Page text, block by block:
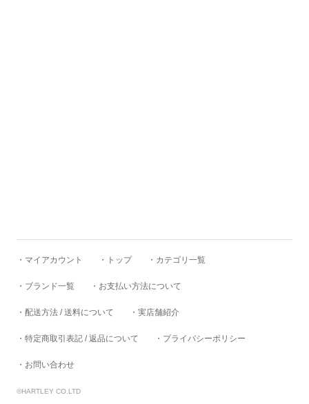
Glencroft
GLEN FYNE
・マイアカウント ・トップ ・カテゴリ一覧
・ブランド一覧 ・お支払い方法について
・配送方法 / 送料について ・実店舗紹介
・特定商取引表記 / 返品について ・プライバシーポリシー
・お問い合わせ
©HARTLEY CO.LTD